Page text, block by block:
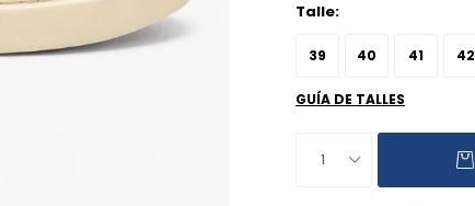
Talle:
39 40 41 42
GUÍA DE TALLES
1